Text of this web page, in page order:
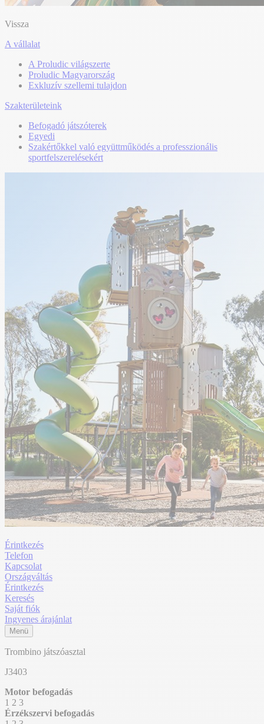
Vissza
A vállalat
A Proludic világszerte
Proludic Magyarország
Exkluzív szellemi tulajdon
Szakterületeink
Befogadó játszóterek
Egyedi
Szakértőkkel való együttműködés a professzionális
sportfelszerelésekért
Érintkezés
Telefon
Kapcsolat
Országváltás
Érintkezés
Keresés
Saját fiók
Ingyenes árajánlat
Menü
Trombino játszóasztal
J3403
Motor befogadás
1 2 3
Érzékszervi befogadás